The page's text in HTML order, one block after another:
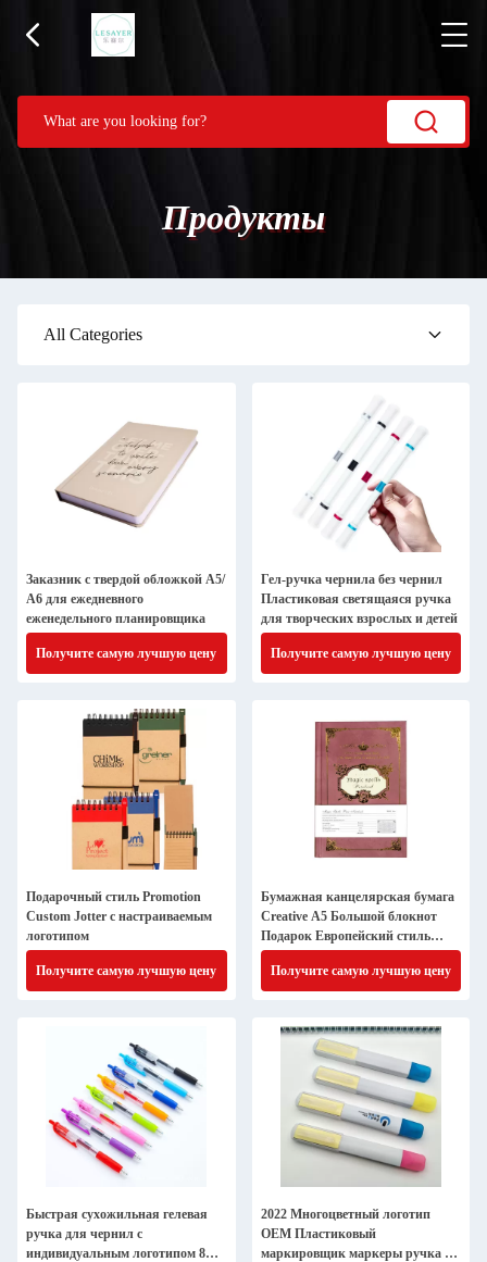
Продукты
All Categories
Заказник с твердой обложкой А5/
А6 для ежедневного
еженедельного планировщика
Получите самую лучшую цену
Гел-ручка чернила без чернил
Пластиковая светящаяся ручка
для творческих взрослых и детей
Получите самую лучшую цену
Подарочный стиль Promotion
Custom Jotter с настраиваемым
логотипом
Получите самую лучшую цену
Бумажная канцелярская бумага
Creative A5 Большой блокнот
Подарок Европейский стиль
Заворотник Записка
Получите самую лучшую цену
Быстрая сухожильная гелевая
ручка для чернил с
индивидуальным логотипом 8
2022 Многоцветный логотип
OEM Пластиковый
маркировщик маркеры ручка с